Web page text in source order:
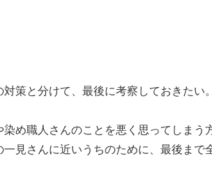
策と分けて、最後に考察しておきたい
め職人さんのことを悪く思ってしま
見さんに近いうちのために、最後まで